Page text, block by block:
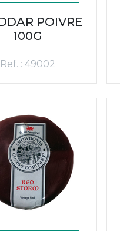
POIVRE
100G
Ref. : 49002